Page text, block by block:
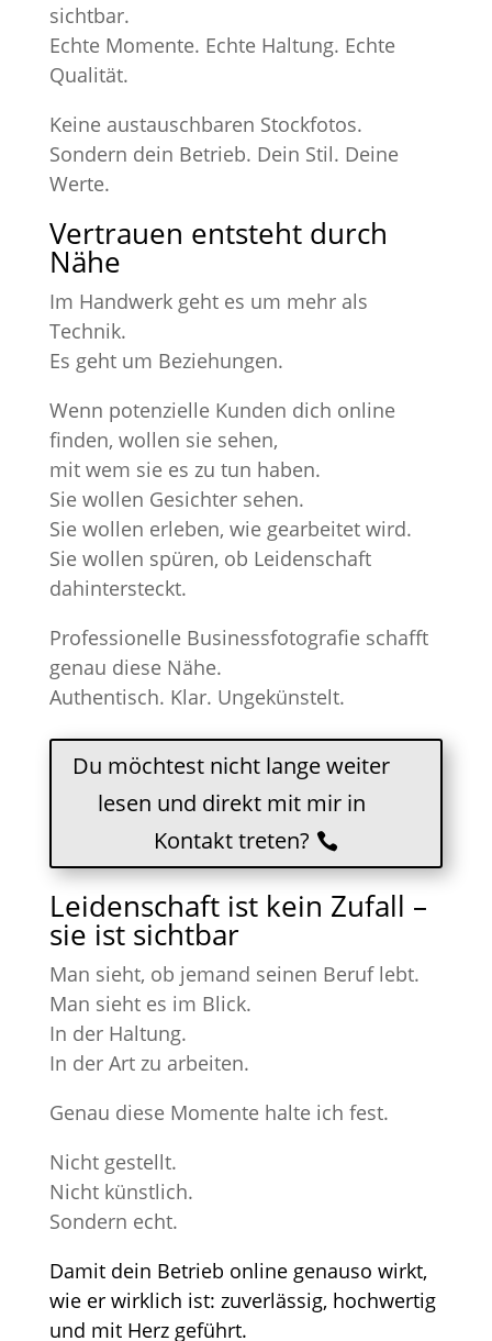
sichtbar.
Echte Momente. Echte Haltung. Echte
Qualität.
Keine austauschbaren Stockfotos.
Sondern dein Betrieb. Dein Stil. Deine
Werte.
Vertrauen entsteht durch
Nähe
Im Handwerk geht es um mehr als
Technik.
Es geht um Beziehungen.
Wenn potenzielle Kunden dich online
finden, wollen sie sehen,
mit wem sie es zu tun haben.
Sie wollen Gesichter sehen.
Sie wollen erleben, wie gearbeitet wird.
Sie wollen spüren, ob Leidenschaft
dahintersteckt.
Professionelle Businessfotografie schafft
genau diese Nähe.
Authentisch. Klar. Ungekünstelt.
Du möchtest nicht lange weiter
lesen und direkt mit mir in
Kontakt treten?
Leidenschaft ist kein Zufall –
sie ist sichtbar
Man sieht, ob jemand seinen Beruf lebt.
Man sieht es im Blick.
In der Haltung.
In der Art zu arbeiten.
Genau diese Momente halte ich fest.
Nicht gestellt.
Nicht künstlich.
Sondern echt.
Damit dein Betrieb online genauso wirkt,
wie er wirklich ist: zuverlässig, hochwertig
und mit Herz geführt.